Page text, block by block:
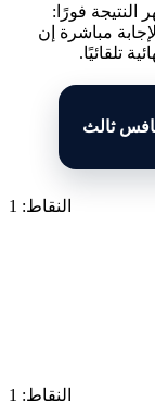
فورًا:
مباشرة إن
تلقائيًا.
نافس ثالث
النقاط: 1
النقاط: 1